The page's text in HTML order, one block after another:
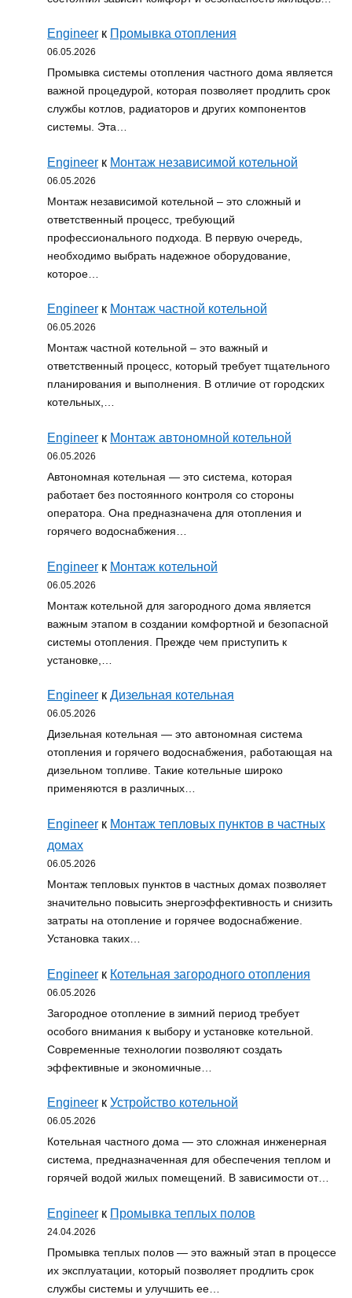
Engineer к Промывка отопления
06.05.2026
Промывка системы отопления частного дома является
важной процедурой, которая позволяет продлить срок
службы котлов, радиаторов и других компонентов
системы. Эта…
Engineer к Монтаж независимой котельной
06.05.2026
Монтаж независимой котельной – это сложный и
ответственный процесс, требующий
профессионального подхода. В первую очередь,
необходимо выбрать надежное оборудование,
которое…
Engineer к Монтаж частной котельной
06.05.2026
Монтаж частной котельной – это важный и
ответственный процесс, который требует тщательного
планирования и выполнения. В отличие от городских
котельных,…
Engineer к Монтаж автономной котельной
06.05.2026
Автономная котельная — это система, которая
работает без постоянного контроля со стороны
оператора. Она предназначена для отопления и
горячего водоснабжения…
Engineer к Монтаж котельной
06.05.2026
Монтаж котельной для загородного дома является
важным этапом в создании комфортной и безопасной
системы отопления. Прежде чем приступить к
установке,…
Engineer к Дизельная котельная
06.05.2026
Дизельная котельная — это автономная система
отопления и горячего водоснабжения, работающая на
дизельном топливе. Такие котельные широко
применяются в различных…
Engineer к Монтаж тепловых пунктов в частных
домах
06.05.2026
Монтаж тепловых пунктов в частных домах позволяет
значительно повысить энергоэффективность и снизить
затраты на отопление и горячее водоснабжение.
Установка таких…
Engineer к Котельная загородного отопления
06.05.2026
Загородное отопление в зимний период требует
особого внимания к выбору и установке котельной.
Современные технологии позволяют создать
эффективные и экономичные…
Engineer к Устройство котельной
06.05.2026
Котельная частного дома — это сложная инженерная
система, предназначенная для обеспечения теплом и
горячей водой жилых помещений. В зависимости от…
Engineer к Промывка теплых полов
24.04.2026
Промывка теплых полов — это важный этап в процессе
их эксплуатации, который позволяет продлить срок
службы системы и улучшить ее…